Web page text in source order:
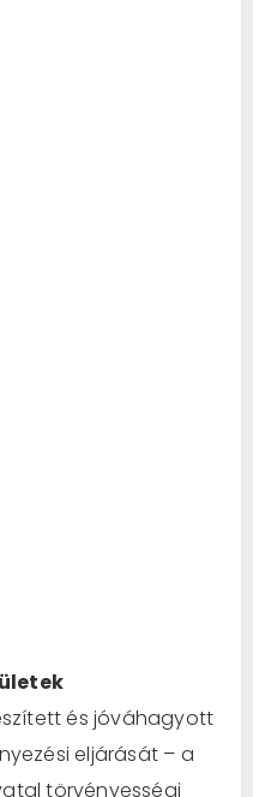
és jóváhagyott
eljárását – a
törvényességi